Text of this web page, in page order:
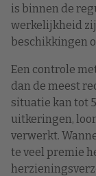
is binnen de
werkelijkheid
beschikkingen
Een controle
dan de meest
situatie kan tot
uitkeringen,
verwerkt.
te veel premie